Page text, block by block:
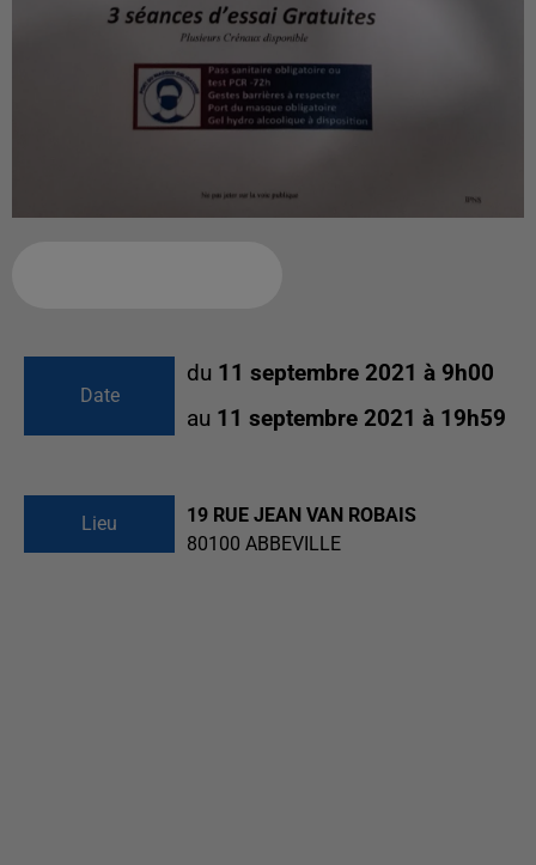
Date
du 11 septembre 2021 à 9h00
au 11 septembre 2021 à 19h59
Lieu
19 RUE JEAN VAN ROBAIS
80100 ABBEVILLE